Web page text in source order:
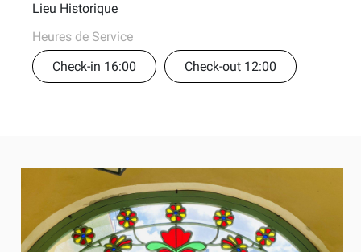
Lieu Historique
Heures de Service
Check-in 16:00
Check-out 12:00